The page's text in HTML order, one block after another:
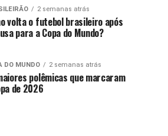
2 semanas atrás
volta o futebol brasileiro após
para a Copa do Mundo?
DO MUNDO 2 semanas atrás
polêmicas que marcaram
de 2026